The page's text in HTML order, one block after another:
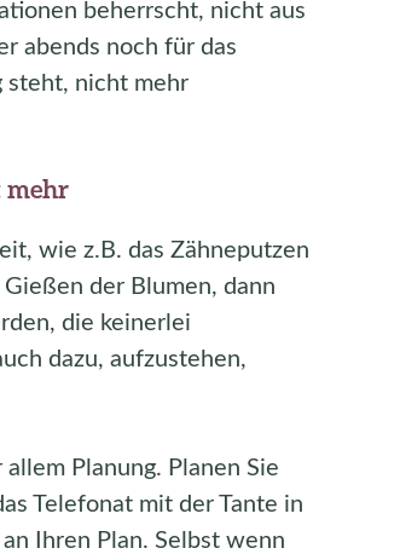
beherrscht, nicht aus
abends noch für das
steht, nicht mehr
mehr
wie z.B. das Zähneputzen
der Blumen, dann
die keinerlei
dazu, aufzustehen,
Planung. Planen Sie
Telefonat mit der Tante in
Ihren Plan. Selbst wenn